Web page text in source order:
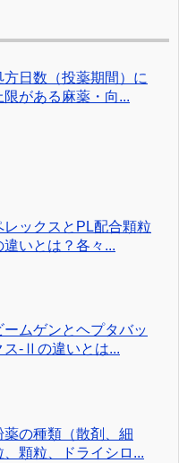
方日数（投薬期間）に
限がある麻薬・向...
レックスとPL配合顆粒
違いとは？各々...
ームゲンとヘプタバッ
ス-Ⅱの違いとは...
薬の種類（散剤、細
、顆粒、ドライシロ...